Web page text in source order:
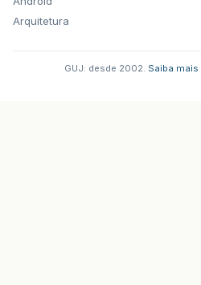
Arquitetura
GUJ: desde 2002. Saiba mais